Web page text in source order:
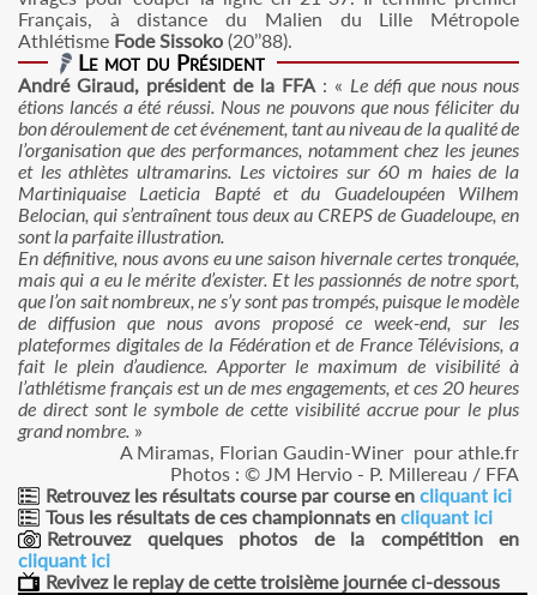
Français, à distance du Malien du Lille Métropole
Athlétisme Fode Sissoko (20’’88).
Le mot du Président
André Giraud, président de la FFA : « Le défi que nous nous
étions lancés a été réussi. Nous ne pouvons que nous féliciter du
bon déroulement de cet événement, tant au niveau de la qualité de
l’organisation que des performances, notamment chez les jeunes
et les athlètes ultramarins. Les victoires sur 60 m haies de la
Martiniquaise Laeticia Bapté et du Guadeloupéen Wilhem
Belocian, qui s’entraînent tous deux au CREPS de Guadeloupe, en
sont la parfaite illustration.
En définitive, nous avons eu une saison hivernale certes tronquée,
mais qui a eu le mérite d’exister. Et les passionnés de notre sport,
que l’on sait nombreux, ne s’y sont pas trompés, puisque le modèle
de diffusion que nous avons proposé ce week-end, sur les
plateformes digitales de la Fédération et de France Télévisions, a
fait le plein d’audience. Apporter le maximum de visibilité à
l’athlétisme français est un de mes engagements, et ces 20 heures
de direct sont le symbole de cette visibilité accrue pour le plus
grand nombre. »
A Miramas, Florian Gaudin-Winer pour athle.fr
Photos : © JM Hervio - P. Millereau / FFA
Retrouvez les résultats course par course en cliquant ici
Tous les résultats de ces championnats en cliquant ici
Retrouvez quelques photos de la compétition en
cliquant ici
Revivez le replay de cette troisième journée ci-dessous